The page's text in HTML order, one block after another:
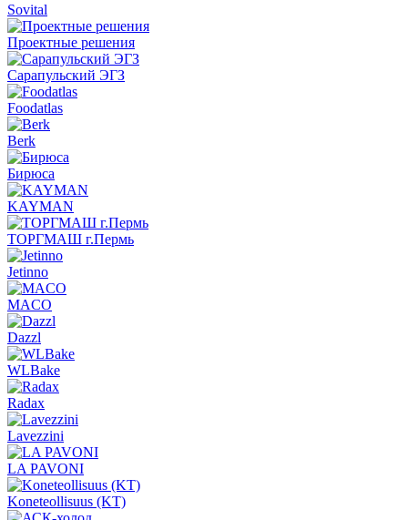
Sovital
Проектные решения
Сарапульский ЭГЗ
Foodatlas
Berk
Бирюса
KAYMAN
ТОРГМАШ г.Пермь
Jetinno
MACO
Dazzl
WLBake
Radax
Lavezzini
LA PAVONI
Koneteollisuus (KT)